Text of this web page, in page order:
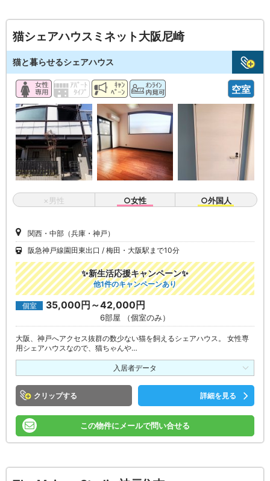
猫シェアハウスミネット大阪尼崎
猫と暮らせるシェアハウス
空室
×男性 ○女性 ○外国人
関西・中部（兵庫・神戸）
阪急神戸線園田東出口
梅田・大阪駅まで10分
✨新生活応援キャンペーン✨
他1件のキャンペーンあり
個室 35,000円～42,000円
6部屋 （個室のみ）
大阪、神戸へアクセス抜群の数少ない猫を飼えるシェアハウス。 女性専
用シェアハウスなので、猫ちゃんや…
入居者データ
クリップ 詳細を見る
この物件にメールで問い合せる